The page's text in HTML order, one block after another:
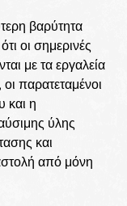
βαρύτητα
οι σημερινές
με τα εργαλεία
οι παρατεταμένοι
και η
ύλης
και
από μόνη